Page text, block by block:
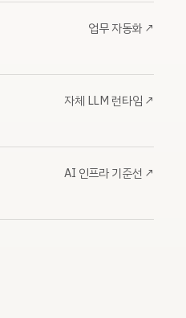
업무 자동화 ↗
자체 LLM 런타임 ↗
AI 인프라 기준선 ↗